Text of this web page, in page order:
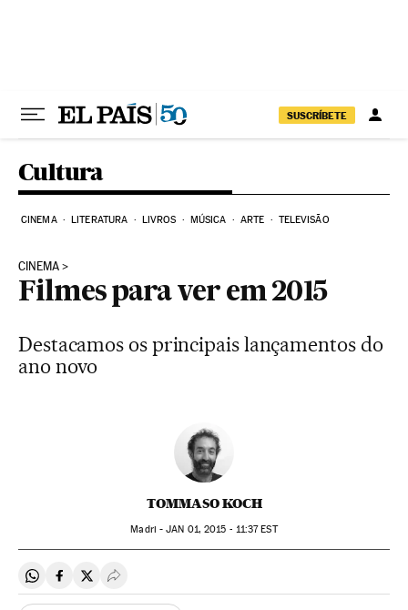
SUSCRÍBETE
Cultura
CINEMA LITERATURA LIVROS MÚSICA ARTE TELEVISÃO
CINEMA
Filmes para ver em 2015
Destacamos os principais lançamentos do
ano novo
TOMMASO KOCH
Madri -JAN 01, 2015 - 11:37EST
Compartir en Whatsapp
Compartir en Facebook
Compartir en Twitter
Desplegar Redes Sociales